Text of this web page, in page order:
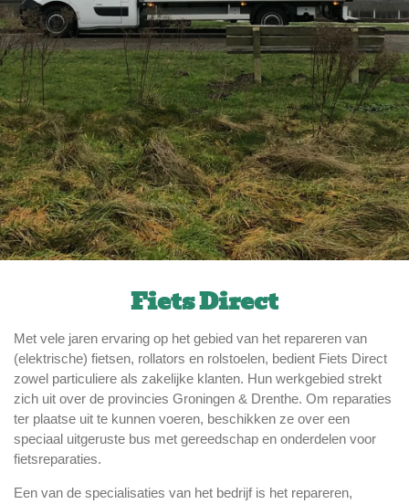
Fiets Direct
Met vele jaren ervaring op het gebied van het repareren van
(elektrische) fietsen, rollators en rolstoelen, bedient Fiets Direct
zowel particuliere als zakelijke klanten. Hun werkgebied strekt
zich uit over de provincies Groningen & Drenthe. Om reparaties
ter plaatse uit te kunnen voeren, beschikken ze over een
speciaal uitgeruste bus met gereedschap en onderdelen voor
fietsreparaties.
Een van de specialisaties van het bedrijf is het repareren,